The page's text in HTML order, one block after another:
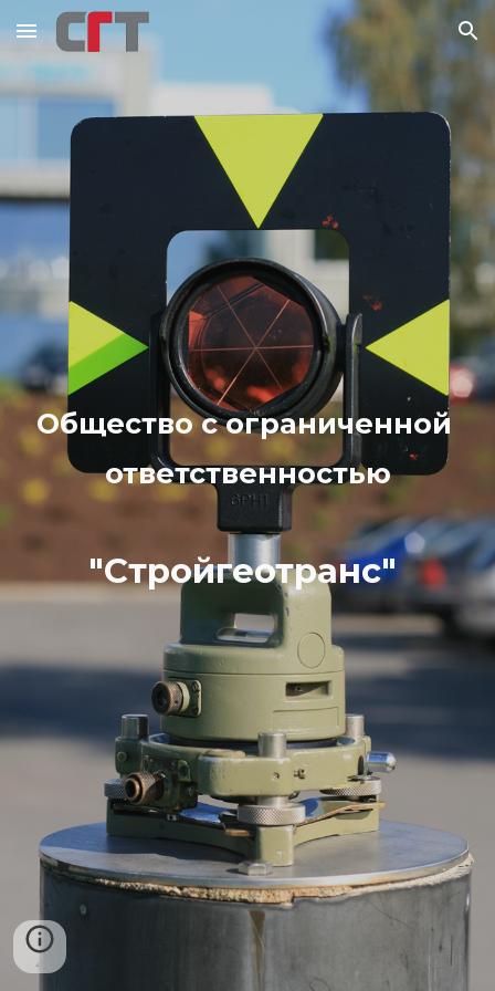
Skip to main content Skip to navigation
Общество с ограниченной
ответственностью
"Стройгеотранс"